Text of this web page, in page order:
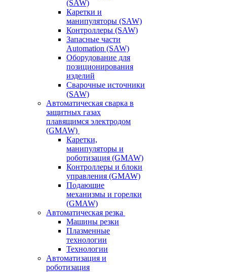
(SAW)
Каретки и
манипуляторы (SAW)
Контроллеры (SAW)
Запасные части
Automation (SAW)
Оборудование для
позиционирования
изделий
Сварочные источники
(SAW)
Автоматическая сварка в
защитных газах
плавящимся электродом
(GMAW)
Каретки,
манипуляторы и
роботизация (GMAW)
Контроллеры и блоки
управления (GMAW)
Подающие
механизмы и горелки
(GMAW)
Автоматическая резка
Машины резки
Плазменные
технологии
Технологии
Автоматизация и
роботизация